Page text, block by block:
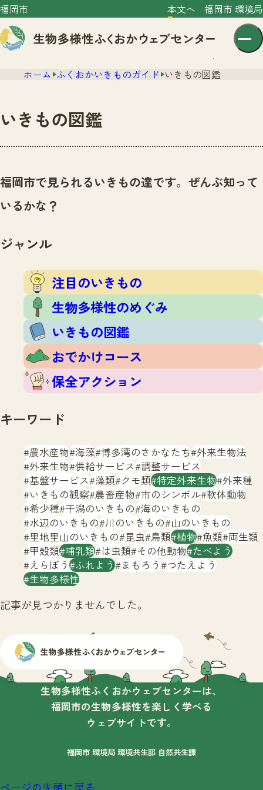
福岡市 本文へ 福岡市 環境局
文字サイズ 小 中 大
センター紹介
センター紹介TOP
サイトポリシー
ニュース
いきものガイド
注目のいきもの
生物多様性のめぐみ
いきもの図鑑
おでかけコース
保全アクション
イベント
いきもの調査隊
調査レポート
調査レポートTOP
調査結果
ふくおかいきものマップ
マッチング
マッチングTOP
掲載申し込みフォーム
お問合せ
生物多様性ふくおかウェブセンターとは
サイトマップ
ホーム ふくおかいきものガイド いきもの図鑑
いきもの図鑑
福岡市で見られるいきもの達です。ぜんぶ知って
いるかな？
ジャンル
注目のいきもの
生物多様性のめぐみ
いきもの図鑑
おでかけコース
保全アクション
キーワード
農水産物 海藻 博多湾のさかなたち 外来生物法
外来生物 供給サービス 調整サービス
基盤サービス 藻類 クモ類 特定外来生物 外来種
いきもの観察 農畜産物 市のシンボル 軟体動物
希少種 干潟のいきもの 海のいきもの
水辺のいきもの 川のいきもの 山のいきもの
里地里山のいきもの 昆虫 鳥類 植物 魚類 両生類
甲殻類 哺乳類 は虫類 その他動物 たべよう
えらぼう ふれよう まもろう つたえよう
生物多様性
記事が見つかりませんでした。
生物多様性ふくおかウェブセンターは、
福岡市の生物多様性を楽しく学べる
ウェブサイトです。
福岡市 環境局 環境共生部 自然共生課